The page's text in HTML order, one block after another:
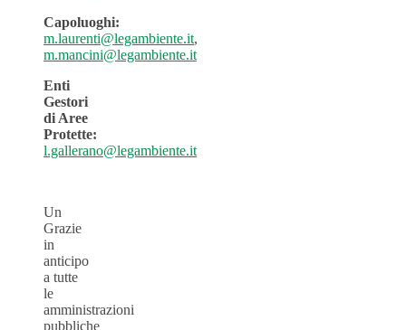
Capoluoghi:
m.laurenti@legambiente.it,
m.mancini@legambiente.it
Enti
Gestori
di Aree
Protette:
l.gallerano@legambiente.it
Un
Grazie
in
anticipo
a tutte
le
amministrazioni
pubbliche